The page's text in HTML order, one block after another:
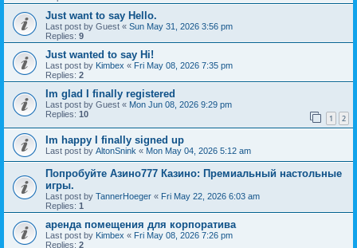
Just want to say Hello.
Last post by Guest « Sun May 31, 2026 3:56 pm
Replies: 9
Just wanted to say Hi!
Last post by Kimbex « Fri May 08, 2026 7:35 pm
Replies: 2
Im glad I finally registered
Last post by Guest « Mon Jun 08, 2026 9:29 pm
Replies: 10 1 2
Im happy I finally signed up
Last post by AltonSnink « Mon May 04, 2026 5:12 am
Попробуйте Азино777 Казино: Премиальный настольные
игры.
Last post by TannerHoeger « Fri May 22, 2026 6:03 am
Replies: 1
аренда помещения для корпоратива
Last post by Kimbex « Fri May 08, 2026 7:26 pm
Replies: 2